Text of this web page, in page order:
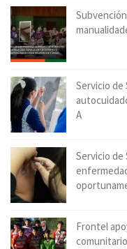
Servicio de
A
Servicio de
Frontel